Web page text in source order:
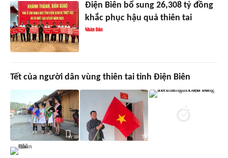
Điện Biên bổ sung 26,308 tỷ đồng
khắc phục hậu quả thiên tai
Tết của người dân vùng thiên tai tỉnh Điện Biên